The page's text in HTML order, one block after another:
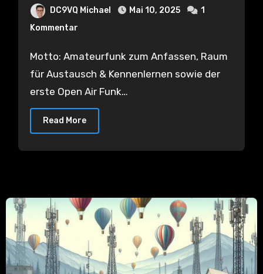
DC9VQ Michael Mai 10, 2025
1
Kommentar
Motto: Amateurfunk zum Anfassen, Raum
für Austausch & Kennenlernen sowie der
erste Open Air Funk…
Read More